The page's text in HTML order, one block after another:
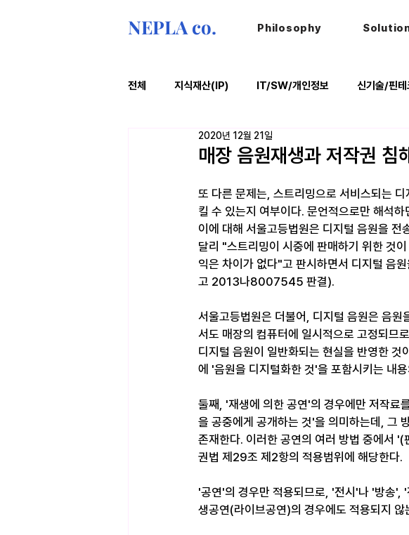
NEPLA co. Philosophy
전체 지식재산(IP) IT/SW/개인정보 신기술/핀
법률레터 오늘의위키
매장 음원재생과 저작권 침
2020년 12월 21일
또 다른 문제는, 스트리밍으로 서비스되는
킬 수 있는지 여부이다. 문언적으로만 해석
이에 대해 서울고등법원은 디지털 음원을
달리 "스트리밍이 시중에 판매하기 위한 것
익은 차이가 없다"고 판시하면서 디지털 음
고 2013나8007545 판결).
서울고등법원은 더불어, 디지털 음원은 음원
서도 매장의 컴퓨터에 일시적으로 고정되므
디지털 음원이 일반화되는 현실을 반영한 것
에 '음원을 디지털화한 것'을 포함시키는 내
둘째, '재생에 의한 공연'의 경우에만 저작료
을 공중에게 공개하는 것'을 의미하는데, 그
존재한다. 이러한 공연의 여러 방법 중에서
권법 제29조 제2항의 적용범위에 해당한다.
'공연'의 경우만 적용되므로, '전시'나 '방송',
생공연(라이브공연)의 경우에도 적용되지 않